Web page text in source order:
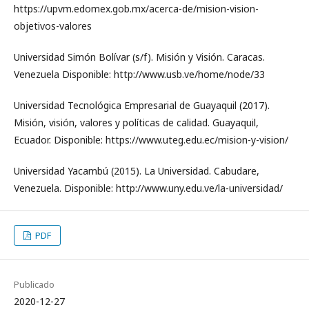
https://upvm.edomex.gob.mx/acerca-de/mision-vision-
objetivos-valores
Universidad Simón Bolívar (s/f). Misión y Visión. Caracas.
Venezuela Disponible: http://www.usb.ve/home/node/33
Universidad Tecnológica Empresarial de Guayaquil (2017).
Misión, visión, valores y políticas de calidad. Guayaquil,
Ecuador. Disponible: https://www.uteg.edu.ec/mision-y-vision/
Universidad Yacambú (2015). La Universidad. Cabudare,
Venezuela. Disponible: http://www.uny.edu.ve/la-universidad/
PDF
Publicado
2020-12-27